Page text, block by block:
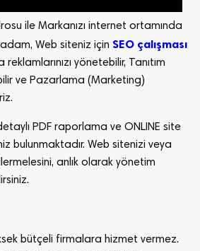
ile Markanızı internet ortamında
Web siteniz için SEO çalışması
yönetebilir, Tanıtım
ve Pazarlama (Marketing)
PDF raporlama ve ONLINE site
bulunmaktadır. Web sitenizi veya
anlık olarak yönetim
bütçeli firmalara hizmet vermez.